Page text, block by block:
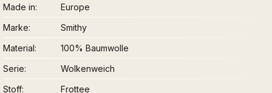
Made in
Europe
Marke
Smithy
Material
100% Baumwolle
Serie
Wolkenweich
Stoff
Frottee